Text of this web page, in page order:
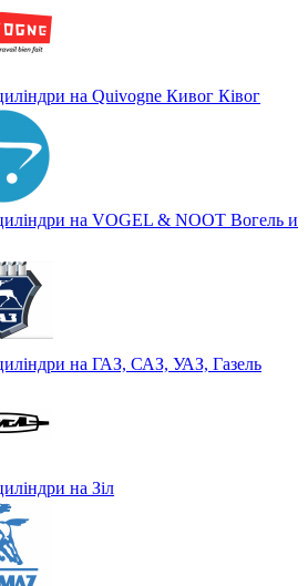
на Quivogne Кивог Ківог
на VOGEL & NOOT Вогель и
на ГАЗ, САЗ, УАЗ, Газель
на Зіл